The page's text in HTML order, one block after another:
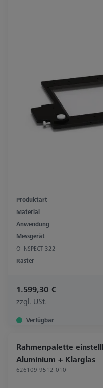
Produktart
Material
Anwendung
Messgerät
O-INSPECT 322
Raster
1.599,30 €
zzgl. USt.
Verfügbar
Rahmenpalette
Aluminium + Klarglas
626109-9512-010